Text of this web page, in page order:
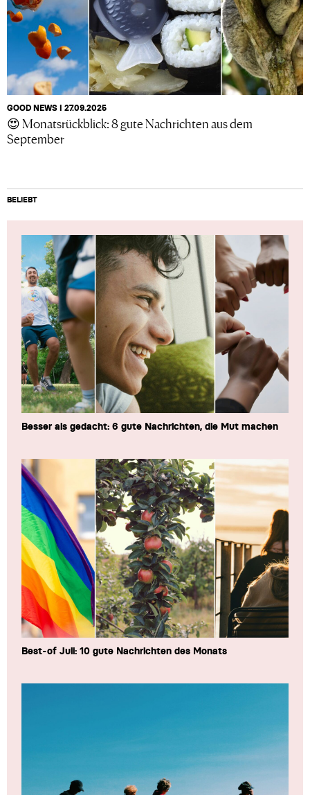
GOOD NEWS I 27.09.2025
😍 Monatsrückblick: 8 gute Nachrichten aus dem
September
BELIEBT
Besser als gedacht: 6 gute Nachrichten, die Mut machen
Best-of Juli: 10 gute Nachrichten des Monats